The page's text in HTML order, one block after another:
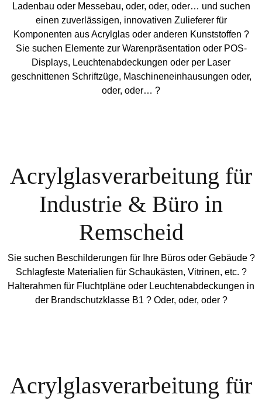
Ladenbau oder Messebau, oder, oder, oder… und suchen
einen zuverlässigen, innovativen Zulieferer für
Komponenten aus Acrylglas oder anderen Kunststoffen ?
Sie suchen Elemente zur Warenpräsentation oder POS-
Displays, Leuchtenabdeckungen oder per Laser
geschnittenen Schriftzüge, Maschineneinhausungen oder,
oder, oder… ?
Acrylglasverarbeitung für
Industrie & Büro in
Remscheid
Sie suchen Beschilderungen für Ihre Büros oder Gebäude ?
Schlagfeste Materialien für Schaukästen, Vitrinen, etc. ?
Halterahmen für Fluchtpläne oder Leuchtenabdeckungen in
der Brandschutzklasse B1 ? Oder, oder, oder ?
Acrylglasverarbeitung für